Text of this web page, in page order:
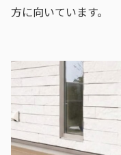
方に向いています。